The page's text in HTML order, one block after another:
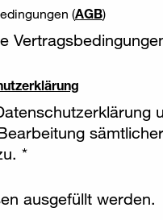
(AGB)
*
ausgefüllt werden.